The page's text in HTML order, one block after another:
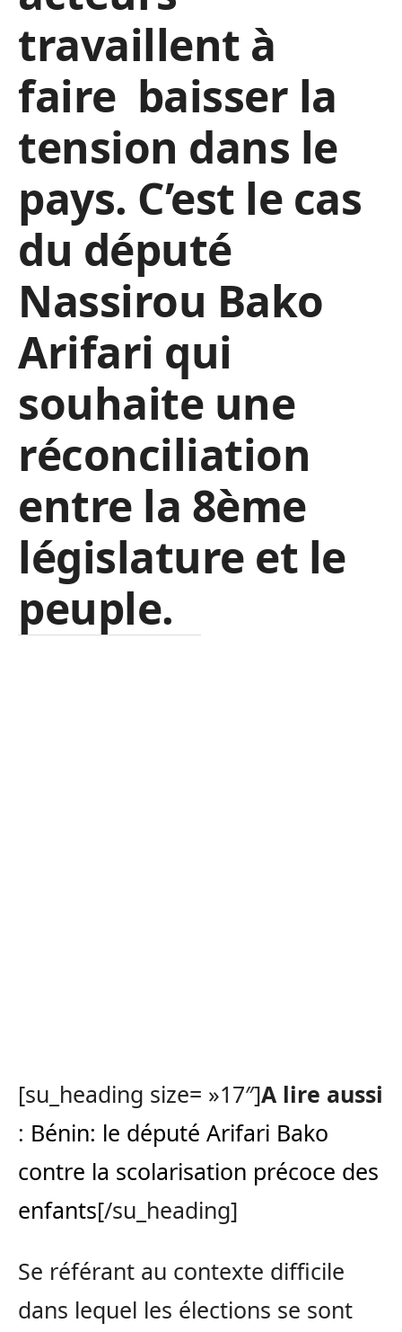
travaillent à
faire baisser la
tension dans le
pays. C’est le cas
du député
Nassirou Bako
Arifari qui
souhaite une
réconciliation
entre la 8ème
législature et le
peuple.
[su_heading size= »17″]A lire aussi
: Bénin: le député Arifari Bako
contre la scolarisation précoce des
enfants[/su_heading]
Se référant au contexte difficile
dans lequel les élections se sont